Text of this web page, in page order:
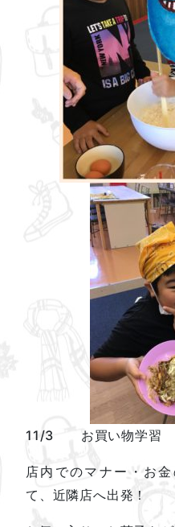
11/3 お買い物学習
店内でのマナー・お
て、近隣店へ出発！